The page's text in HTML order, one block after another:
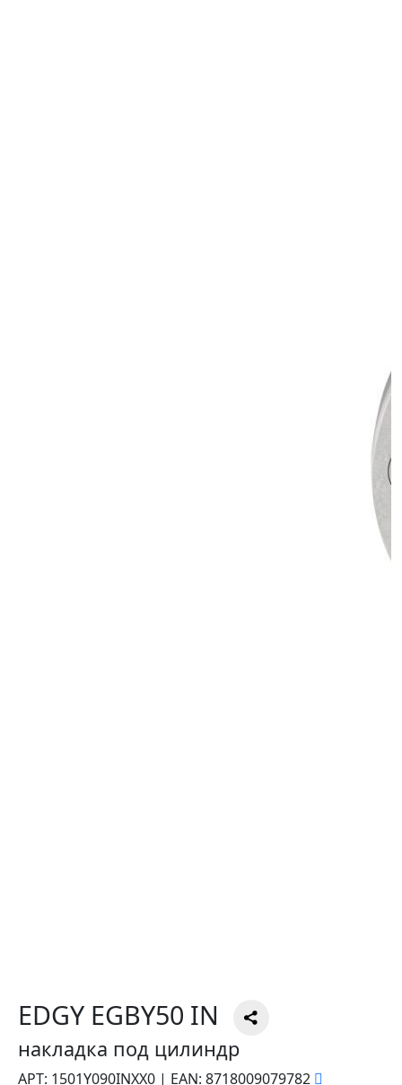
EDGY EGBY50 IN
накладка под цилиндр
АРТ: 1501Y090INXX0 | EAN: 8718009079782